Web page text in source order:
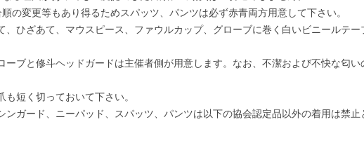
の変更等もあり得るためスパッツ、パンツは必ず赤青両方用意して下さい。
、ひざあて、マウスピース、ファウルカップ、グローブに巻く白いビニールテー
ーブと修斗ヘッドガードは主催者側が用意します。なお、不潔および不快な匂
も短く切っておいて下さい。
ンガード、ニーパッド、スパッツ、パンツは以下の協会認定品以外の着用は禁止